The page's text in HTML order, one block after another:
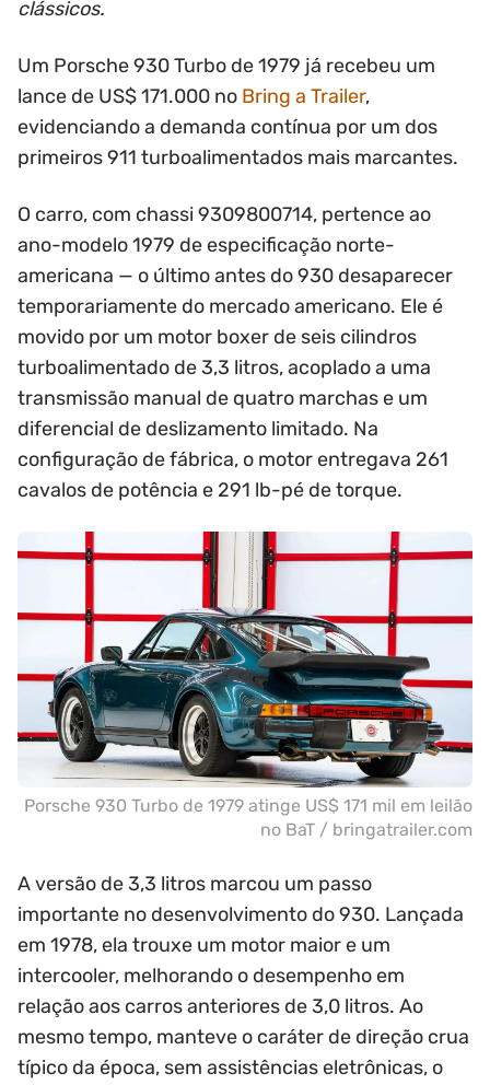
clássicos.
Um Porsche 930 Turbo de 1979 já recebeu um
lance de US$ 171.000 no Bring a Trailer,
evidenciando a demanda contínua por um dos
primeiros 911 turboalimentados mais marcantes.
O carro, com chassi 9309800714, pertence ao
ano-modelo 1979 de especificação norte-
americana — o último antes do 930 desaparecer
temporariamente do mercado americano. Ele é
movido por um motor boxer de seis cilindros
turboalimentado de 3,3 litros, acoplado a uma
transmissão manual de quatro marchas e um
diferencial de deslizamento limitado. Na
configuração de fábrica, o motor entregava 261
cavalos de potência e 291 lb-pé de torque.
Porsche 930 Turbo de 1979 atinge US$ 171 mil em leilão
no BaT / bringatrailer.com
A versão de 3,3 litros marcou um passo
importante no desenvolvimento do 930. Lançada
em 1978, ela trouxe um motor maior e um
intercooler, melhorando o desempenho em
relação aos carros anteriores de 3,0 litros. Ao
mesmo tempo, manteve o caráter de direção crua
típico da época, sem assistências eletrônicas, o